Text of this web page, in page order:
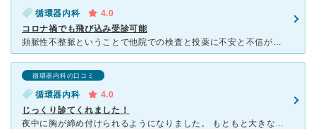
循環器内科
4.0
コロナ禍でも飛び込み受診可能
頻脈性不整脈ということで他院での検査と投薬に不安と不信があり、友人が隣の北光記念病院にかかりつけなので行ってみたら、紹介状のない新患は同じ系列の隣のクリニックでということにはなりましたが、このコロナ禍
循環器内科の口コミ
循環器内科
4.0
じっくり診てくれました！
夜中に胸が締め付けられるようになりました。 もともと大きな病気や既往症がないことで逆に心配になり、そして年齢的に思い当たる病気があり、こちらに性別や年齢によっての病気について詳しい先生がいるとネット